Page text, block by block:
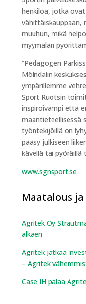
henkilöä, jotka
vähittäiskauppaan,
muuhun, mikä
myymälän
”Pedagogen
Mölndalin
ympärillemme
Sport Ruotsin
inspiroivampi että
maantieteellisessä
työntekijöillä on
pääsy julkiseen
kävellä tai pyöräillä
www.sgnsport.se
Maatalous
Agritek Oy
alkaen
Agritek jatkaa
– Agritek
Case IH palaa